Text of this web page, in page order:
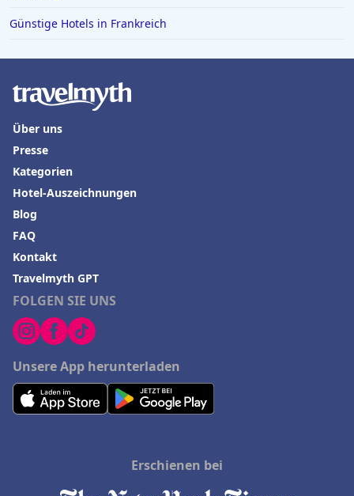
Günstige Hotels in Frankreich
FOLGEN SIE UNS
Unsere App herunterladen
Über uns
Presse
Kategorien
Hotel-Auszeichnungen
Blog
FAQ
Kontakt
Travelmyth GPT
Erschienen bei